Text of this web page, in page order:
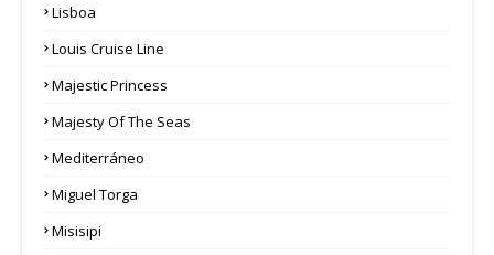
Lisboa
Louis Cruise Line
Majestic Princess
Majesty Of The Seas
Mediterráneo
Miguel Torga
Misisipi